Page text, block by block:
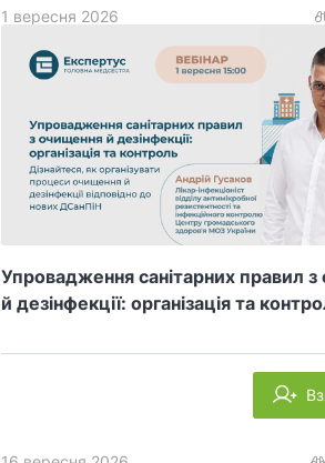
Упровадження санітарних правил
й дезінфекції: організація та
1 вересня 2026